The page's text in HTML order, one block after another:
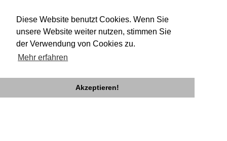
Diese Website benutzt Cookies. Wenn Sie
unsere Website weiter nutzen, stimmen Sie
der Verwendung von Cookies zu.
Mehr erfahren
Akzeptieren!